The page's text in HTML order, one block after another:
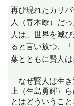
再び現れたカリ
人（青木瞭）だ
人は、世界を滅
ると言い放つ。
葉とともに賢人は
なぜ賢人は生き
上（生島勇輝）
とはどういうこ